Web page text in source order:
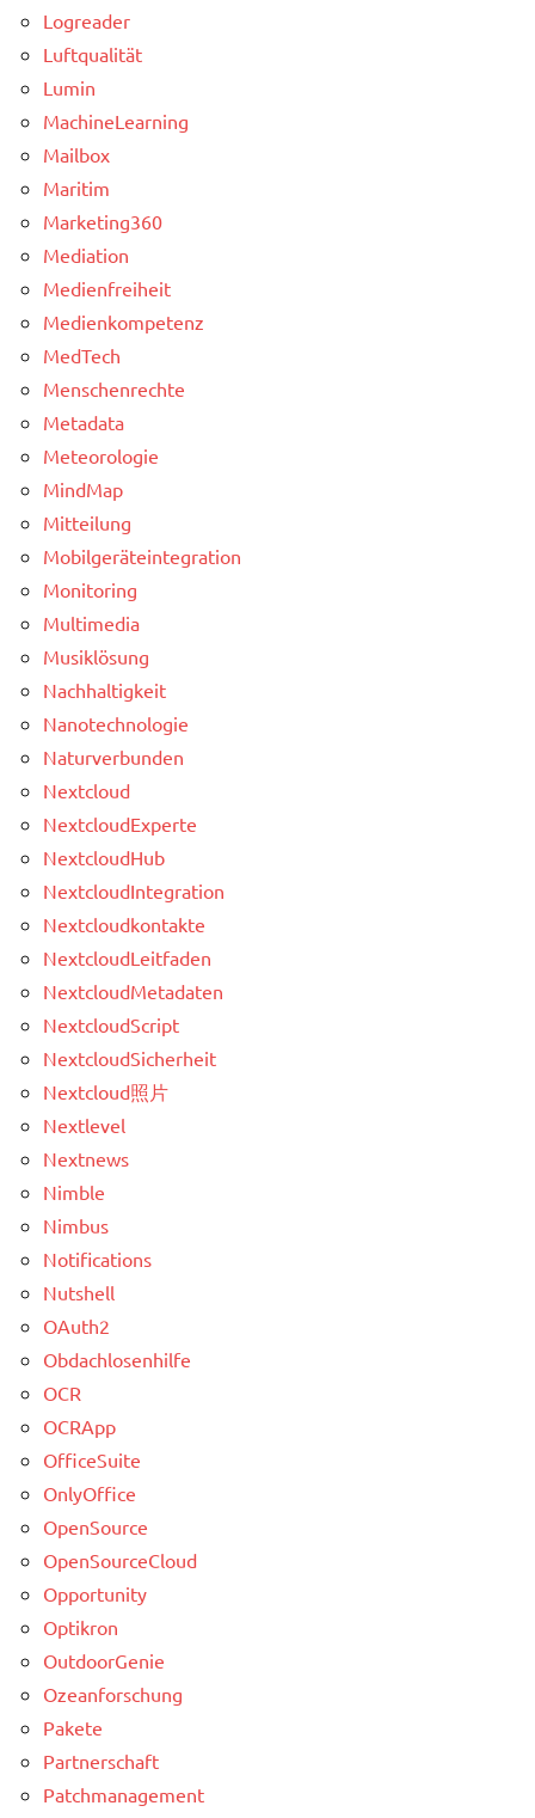
Logreader
Luftqualität
Lumin
MachineLearning
Mailbox
Maritim
Marketing360
Mediation
Medienfreiheit
Medienkompetenz
MedTech
Menschenrechte
Metadata
Meteorologie
MindMap
Mitteilung
Mobilgeräteintegration
Monitoring
Multimedia
Musiklösung
Nachhaltigkeit
Nanotechnologie
Naturverbunden
Nextcloud
NextcloudExperte
NextcloudHub
NextcloudIntegration
Nextcloudkontakte
NextcloudLeitfaden
NextcloudMetadaten
NextcloudScript
NextcloudSicherheit
Nextcloud照片
Nextlevel
Nextnews
Nimble
Nimbus
Notifications
Nutshell
OAuth2
Obdachlosenhilfe
OCR
OCRApp
OfficeSuite
OnlyOffice
OpenSource
OpenSourceCloud
Opportunity
Optikron
OutdoorGenie
Ozeanforschung
Pakete
Partnerschaft
Patchmanagement